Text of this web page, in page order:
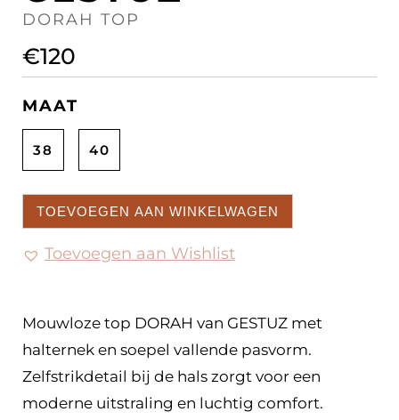
DORAH TOP
€120
MAAT
38 40
TOEVOEGEN AAN WINKELWAGEN
Toevoegen aan Wishlist
Mouwloze top DORAH van GESTUZ met
halternek en soepel vallende pasvorm.
Zelfstrikdetail bij de hals zorgt voor een
moderne uitstraling en luchtig comfort.